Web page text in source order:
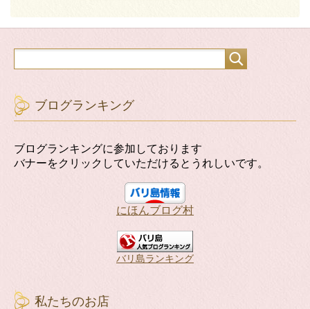
ブログランキング
ブログランキングに参加しております
バナーをクリックしていただけるとうれしいです。
にほんブログ村
バリ島ランキング
私たちのお店